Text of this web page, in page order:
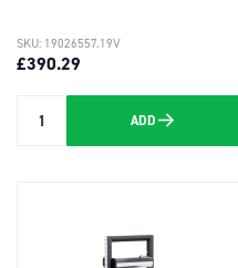
£390.29
SKU: 19026557.19V
Quantity ADD